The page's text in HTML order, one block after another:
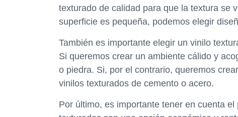
texturado de calidad para que la textura se
superficie es pequeña, podemos elegir
También es importante elegir un vinilo
Si queremos crear un ambiente cálido y
o piedra. Si, por el contrario, queremos
vinilos texturados de cemento o acero.
Por último, es importante tener en cuenta